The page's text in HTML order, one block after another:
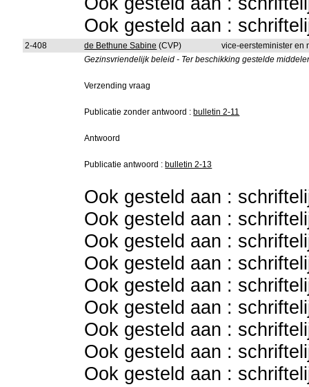
Ook gesteld aan :
2-408 de Bethune Sabine (CVP)
vice-eersteminister en
Gezinsvriendelijk beleid - Ter beschikking gestelde
Verzending vraag
Publicatie zonder antwoord : bulletin 2-11
Antwoord
Publicatie antwoord : bulletin 2-13
Ook gesteld aan :
Ook gesteld aan :
Ook gesteld aan :
Ook gesteld aan :
Ook gesteld aan :
Ook gesteld aan :
Ook gesteld aan :
Ook gesteld aan :
Ook gesteld aan :